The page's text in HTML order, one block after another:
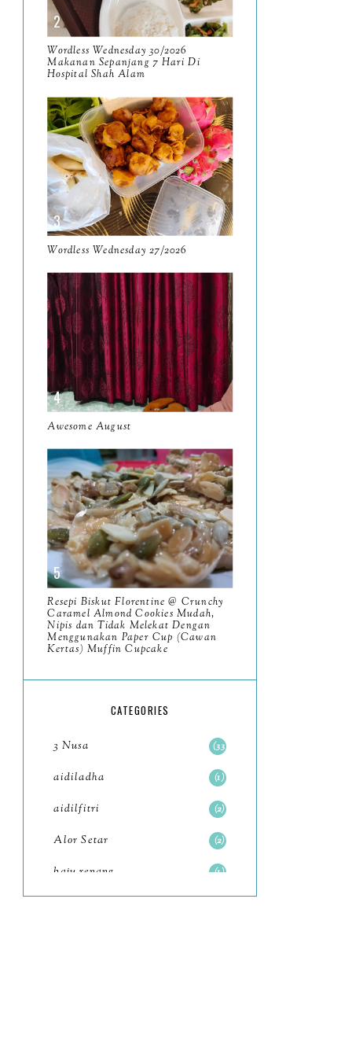
April
March11
February
January14
2024130
December19
November12
October
September13
August9
July 12
June
May11
April13
March11
February9
January6
202393
December 11
November8
October11
Wordless Wednesday 30/2026
Makanan Sepanjang 7 Hari Di
Hospital Shah Alam
Wordless Wednesday 27/2026
Awesome August
Resepi Biskut Florentine @ Crunchy
Caramel Almond Cookies Mudah,
Nipis dan Tidak Melekat Dengan
Menggunakan Paper Cup (Cawan
Kertas) Muffin Cupcake
CATEGORIES
3 Nusa 33
aidiladha 1
aidilfitri 2
Alor Setar 2
baju renang 1